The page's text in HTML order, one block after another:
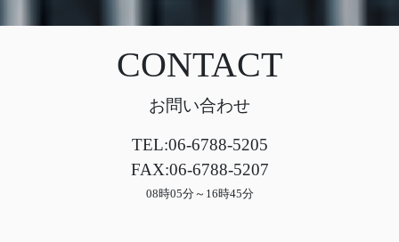
CONTACT
お問い合わせ
TEL:06-6788-5205
FAX:06-6788-5207
08時05分～16時45分